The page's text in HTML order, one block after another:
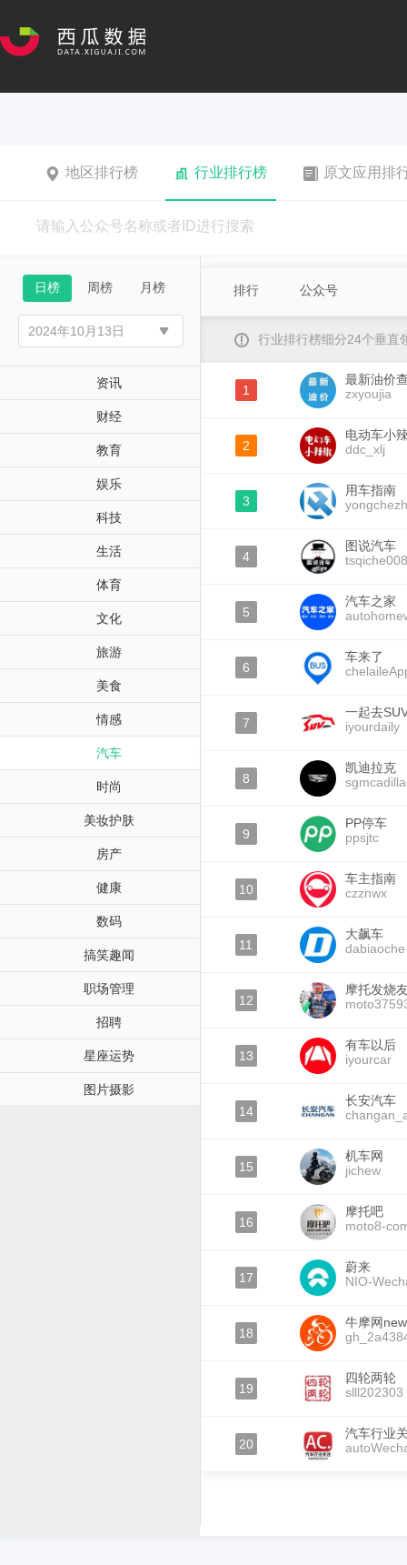
地区排行榜 行业排行榜 原文应用排
日榜 周榜 月榜
资讯
财经
教育
娱乐
科技
生活
体育
文化
旅游
美食
情感
汽车
时尚
美妆护肤
房产
健康
数码
搞笑趣闻
职场管理
招聘
星座运势
图片摄影
排行 公众号
行业排行榜细分24个垂直
1
最新油价
zxyoujia
2
电动车小
ddc_xlj
3
用车指南
4
图说汽车
tsqiche008
5
汽车之家
6
车来了
7
一起去
iyourdaily
8
凯迪拉克
9
PP停车
ppsjtc
10
车主指南
czznwx
11
大飙车
dabiaoche
12
摩托发烧
13
有车以后
iyourcar
14
长安汽车
15
机车网
jichew
16
摩托吧
moto8-
17
蔚来
NIO-
18
牛摩网
19
四轮两轮
slll202303
20
汽车行业